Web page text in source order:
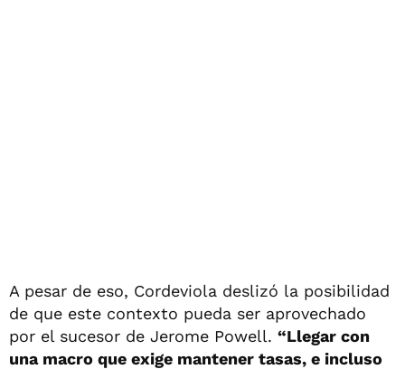
A pesar de eso, Cordeviola deslizó la posibilidad
de que este contexto pueda ser aprovechado
por el sucesor de Jerome Powell. “Llegar con
una macro que exige mantener tasas, e incluso